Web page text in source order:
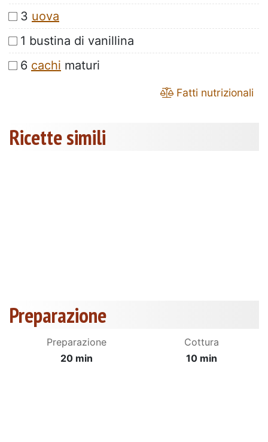
3 uova
1 bustina di vanillina
6 cachi maturi
Fatti nutrizionali
Ricette simili
Preparazione
Preparazione
20 min
Cottura
10 min